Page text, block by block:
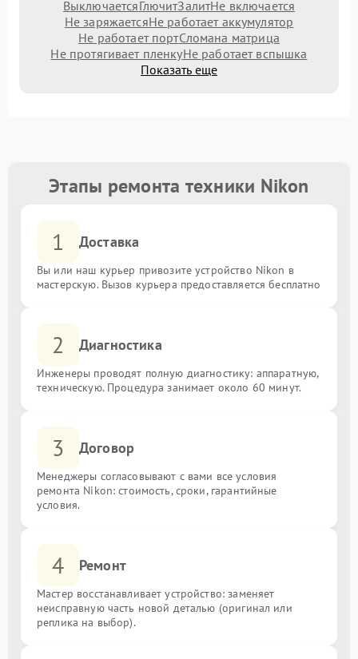
ВыключаетсяГлючитЗалитНе включается
Не заряжаетсяНе работает аккумулятор
Не работает портСломана матрица
Не протягивает пленкуНе работает вспышка
Показать еще
Этапы ремонта техники Nikon
1 Доставка
Вы или наш курьер привозите устройство Nikon в
мастерскую. Вызов курьера предоставляется бесплатно
2 Диагностика
Инженеры проводят полную диагностику: аппаратную,
техническую. Процедура занимает около 60 минут.
3 Договор
Менеджеры согласовывают с вами все условия
ремонта Nikon: стоимость, сроки, гарантийные
условия.
4 Ремонт
Мастер восстанавливает устройство: заменяет
неисправную часть новой деталью (оригинал или
реплика на выбор).